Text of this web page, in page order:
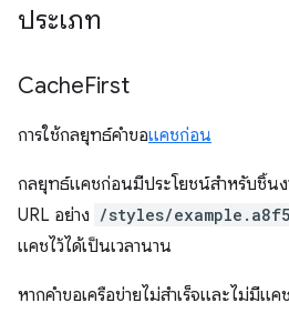
ประเภท
CacheFirst
การใช้กลยุทธ์คำขอแคชก่อน
กลยุทธ์แคชก่อนมีประโยชน์สำหรับชิ้นง
URL อย่าง /styles/
แคชไว้ได้เป็นเวลานาน
หากคำขอเครือข่ายไม่สำเร็จและไม่มีแ